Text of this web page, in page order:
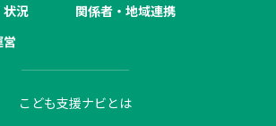
状況
関係者・地域連携
こども支援ナビとは